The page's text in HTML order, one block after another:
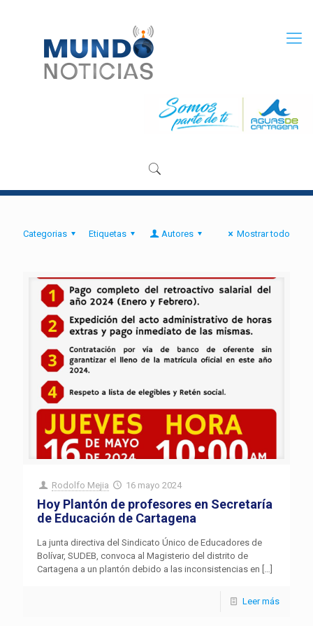
Categorias Etiquetas Autores Mostrar todo
Rodolfo Mejia 16 mayo 2024
Hoy Plantón de profesores en Secretaría
de Educación de Cartagena
La junta directiva del Sindicato Único de Educadores de
Bolívar, SUDEB, convoca al Magisterio del distrito de
Cartagena a un plantón debido a las inconsistencias en
Leer más